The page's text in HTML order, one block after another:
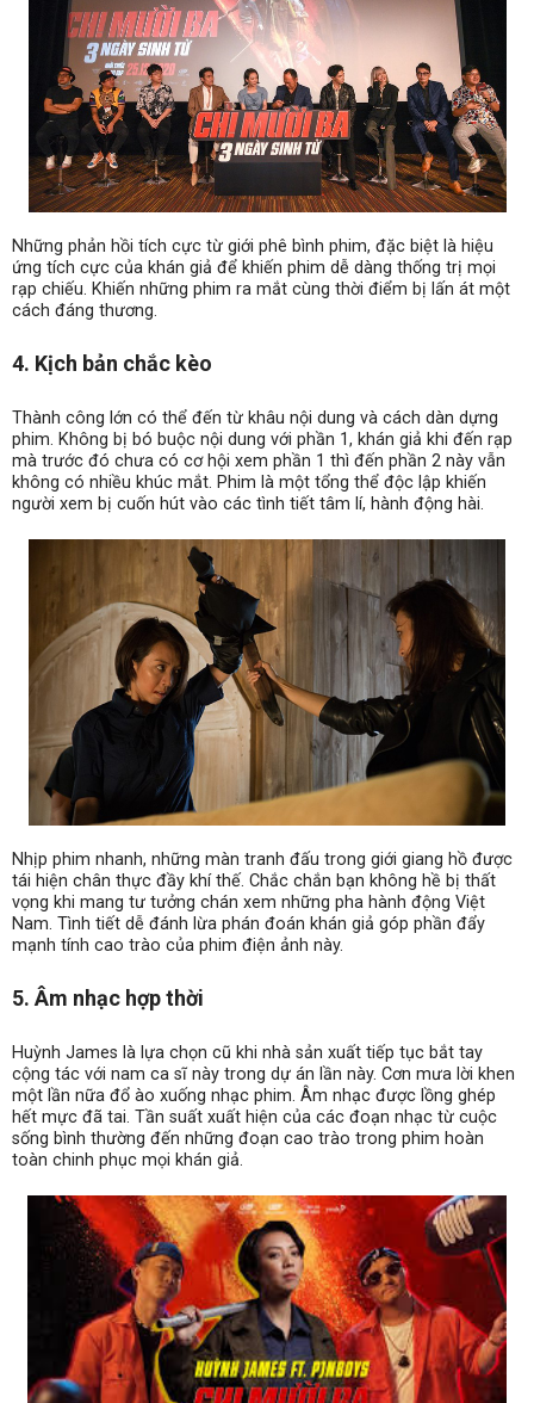
Những phản hồi tích cực từ giới phê bình phim, đặc biệt là hiệu
ứng tích cực của khán giả để khiến phim dễ dàng thống trị mọi
rạp chiếu. Khiến những phim ra mắt cùng thời điểm bị lấn át một
cách đáng thương.
4. Kịch bản chắc kèo
Thành công lớn có thể đến từ khâu nội dung và cách dàn dựng
phim. Không bị bó buộc nội dung với phần 1, khán giả khi đến rạp
mà trước đó chưa có cơ hội xem phần 1 thì đến phần 2 này vẫn
không có nhiều khúc mắt. Phim là một tổng thể độc lập khiến
người xem bị cuốn hút vào các tình tiết tâm lí, hành động hài.
Nhịp phim nhanh, những màn tranh đấu trong giới giang hồ được
tái hiện chân thực đầy khí thế. Chắc chắn bạn không hề bị thất
vọng khi mang tư tưởng chán xem những pha hành động Việt
Nam. Tình tiết dễ đánh lừa phán đoán khán giả góp phần đẩy
mạnh tính cao trào của phim điện ảnh này.
5. Âm nhạc hợp thời
Huỳnh James là lựa chọn cũ khi nhà sản xuất tiếp tục bắt tay
cộng tác với nam ca sĩ này trong dự án lần này. Cơn mưa lời khen
một lần nữa đổ ào xuống nhạc phim. Âm nhạc được lồng ghép
hết mực đã tai. Tần suất xuất hiện của các đoạn nhạc từ cuộc
sống bình thường đến những đoạn cao trào trong phim hoàn
toàn chinh phục mọi khán giả.